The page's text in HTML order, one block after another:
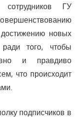
сотрудников ГУ
достижению новых
того, чтобы
и правдиво
что происходит
подписчиков в